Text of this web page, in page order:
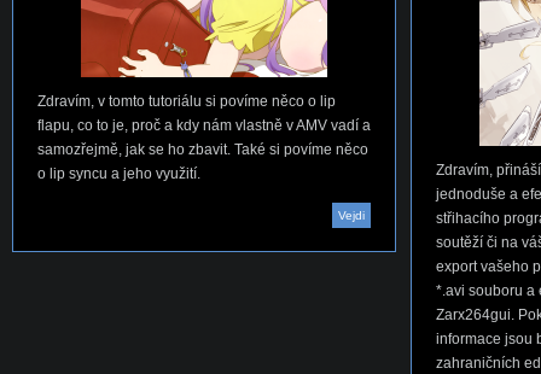
Zdravím, v tomto tutoriálu si povíme něco o lip
flapu, co to je, proč a kdy nám vlastně v AMV vadí a
samozřejmě, jak se ho zbavit. Také si povíme něco
o lip syncu a jeho využití.
Vejdi
Zdravím,
jednoduše a
střihacího
soutěží či na
export vašeho
*.avi souboru a
Zarx264gui.
informace jsou
zahraničních